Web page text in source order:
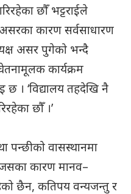
छाैँ भट्टराईले
कारण सर्वसाधारण
असर पुगेको भन्दै
कार्यक्रम
। ‘विद्यालय तहदेखि नै
छौँ ।’
पन्छीको वासस्थानमा
कारण मानव–
छैन, कतिपय वन्यजन्तु र